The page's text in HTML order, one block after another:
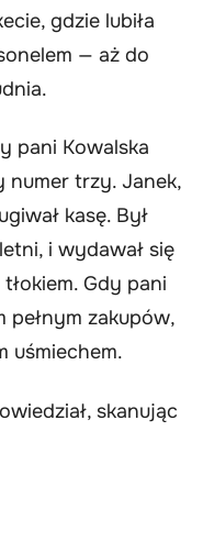
gdzie lubiła
— aż do
pani Kowalska
numer trzy. Janek,
kasę. Był
i wydawał się
Gdy pani
pełnym zakupów,
uśmiechem.
skanując